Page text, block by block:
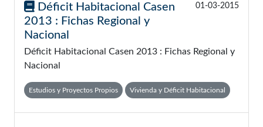
Déficit Habitacional Casen
2013 : Fichas Regional y
Nacional
01-03-2015
Déficit Habitacional Casen 2013 : Fichas Regional y
Nacional
Estudios y Proyectos Propios Vivienda y Déficit Habitacional